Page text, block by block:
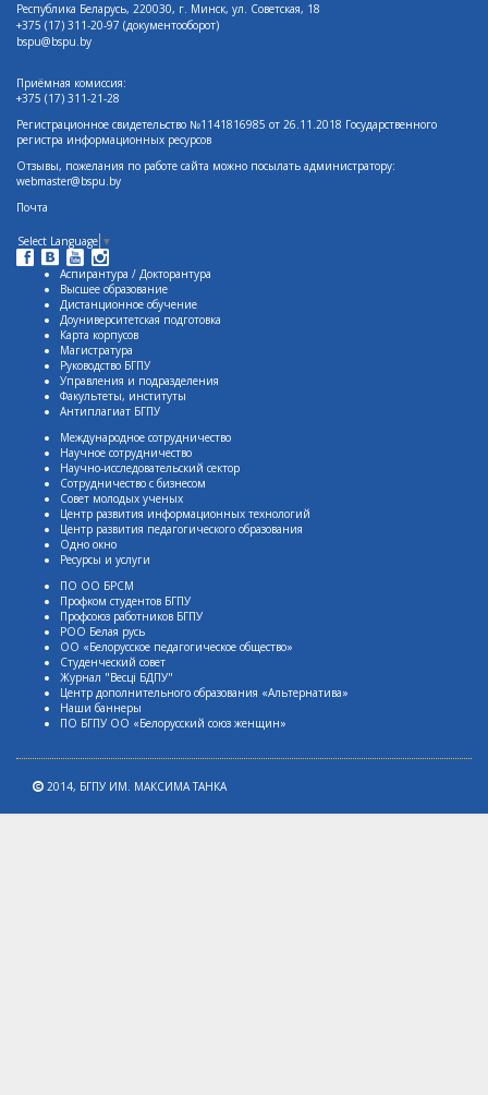
Республика Беларусь, 220030, г. Минск, ул. Советская, 18
+375 (17) 311-20-97 (документооборот)
bspu@bspu.by
Приёмная комиссия:
+375 (17) 311-21-28
Регистрационное свидетельство №1141816985 от 26.11.2018 Государственного
регистра информационных ресурсов
Отзывы, пожелания по работе сайта можно посылать администратору:
webmaster@bspu.by
Почта
Select Language ▼
Аспирантура / Докторантура
Высшее образование
Дистанционное обучение
Доуниверситетская подготовка
Карта корпусов
Магистратура
Руководство БГПУ
Управления и подразделения
Факультеты, институты
Антиплагиат БГПУ
Международное сотрудничество
Научное сотрудничество
Научно-исследовательский сектор
Сотрудничество с бизнесом
Совет молодых ученых
Центр развития информационных технологий
Центр развития педагогического образования
Одно окно
Ресурсы и услуги
ПО ОО БРСМ
Профком студентов БГПУ
Профсоюз работников БГПУ
РОО Белая русь
ОО «Белорусское педагогическое общество»
Студенческий совет
Журнал "Весцi БДПУ"
Центр дополнительного образования «Альтернатива»
Наши баннеры
ПО БГПУ ОО «Белорусский союз женщин»
2014, БГПУ ИМ. МАКСИМА ТАНКА